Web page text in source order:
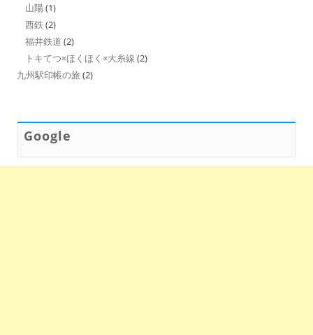
山陽 (1)
西鉄 (2)
福井鉄道 (2)
トキてつ×ほくほく×大糸線 (2)
九州駅印帳の旅 (2)
Google